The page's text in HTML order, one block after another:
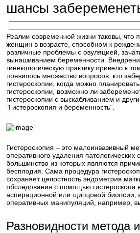
шансы
Реалии современной жизни таковы, что
женщин в возрасте, способном к
различные проблемы с овуляцией,
вынашиванием беременности.
гинекологическую практику привело к
появилось множество вопросов: кто
гистероскопии, когда можно
гистероскопии, возможно ли
гистероскопии с выскабливанием и
"Гистероскопия и беременность".
Гистероскопия – это малоинвазивный
оперативного удаления патологических
большинство из которых являются
бесплодия. Сама процедура
сохраняет целостность эндометрия
обследования с помощью гистероскопа
аспирационной или щипцовой биопсии,
оперативных манипуляций, например,
Разновидности метода